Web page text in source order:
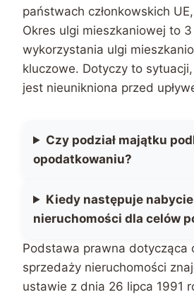
państwach członkowskich
Okres ulgi mieszkaniowej to
wykorzystania ulgi
kluczowe. Dotyczy to
jest nieunikniona przed
Czy podział majątku
opodatkowaniu?
Kiedy następuje nabycie
nieruchomości dla celów
Podstawa prawna dotycząca
sprzedaży nieruchomości
ustawie z dnia 26 lipca 1991